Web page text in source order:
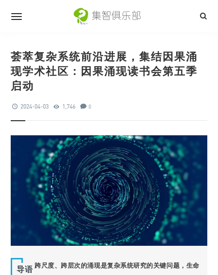
荟萃复杂系统前沿进展，集结因果涌
现学术社区：因果涌现读书会第五季
启动
2024-04-03 1,746 0
导语 跨尺度、跨层次的涌现是复杂系统研究的关键问题，生命